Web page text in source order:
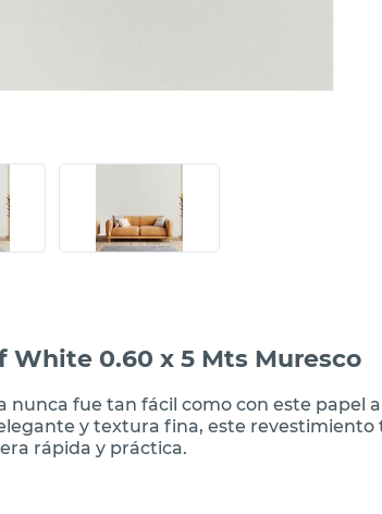
White 0.60 x 5 Mts Muresco
nunca fue tan fácil como con este papel
y textura fina, este
rápida y práctica.